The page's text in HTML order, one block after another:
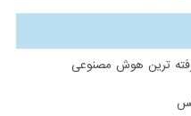
ترین هوش مصنوعی